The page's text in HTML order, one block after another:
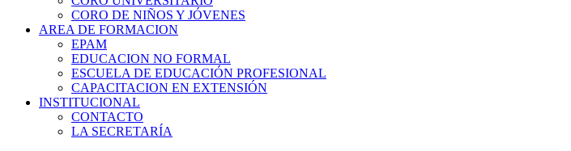
CORO DE NIÑOS Y JÓVENES
AREA DE FORMACION
EPAM
EDUCACION NO FORMAL
ESCUELA DE EDUCACIÓN PROFESIONAL
CAPACITACION EN EXTENSIÓN
INSTITUCIONAL
CONTACTO
LA SECRETARÍA